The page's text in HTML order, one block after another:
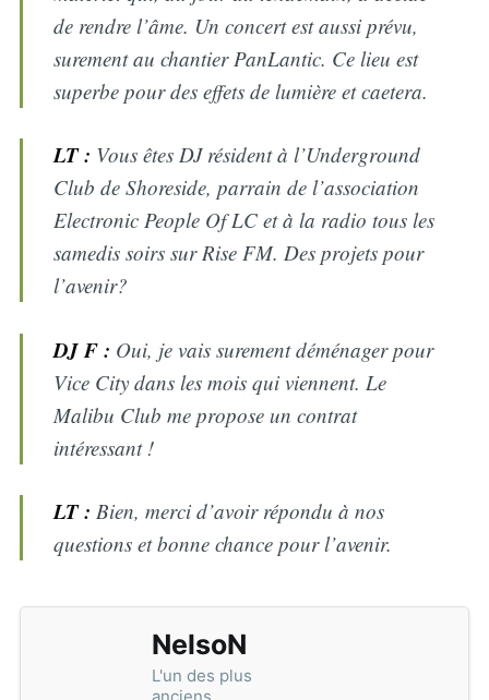
de rendre l’âme. Un concert est aussi prévu,
surement au chantier PanLantic. Ce lieu est
superbe pour des effets de lumière et caetera.
LT : Vous êtes DJ résident à l’Underground
Club de Shoreside, parrain de l’association
Electronic People Of LC et à la radio tous les
samedis soirs sur Rise FM. Des projets pour
l’avenir?
DJ F : Oui, je vais surement déménager pour
Vice City dans les mois qui viennent. Le
Malibu Club me propose un contrat
intéressant !
LT : Bien, merci d’avoir répondu à nos
questions et bonne chance pour l’avenir.
NelsoN
L'un des plus